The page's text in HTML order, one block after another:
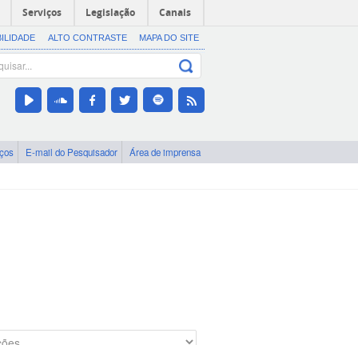
Serviços Legislação Canais
ALTO CONTRASTE MAPA DO SITE
E-mail do Pesquisador Área de imprensa